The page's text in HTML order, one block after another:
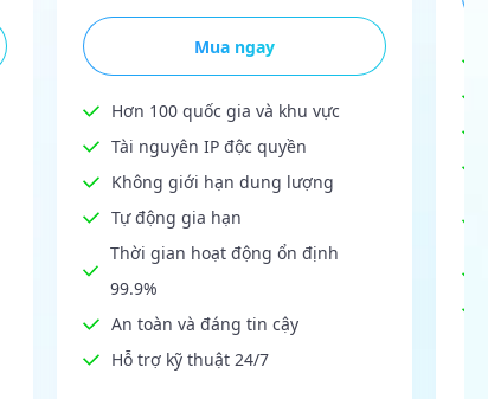
Mua ngay
Hơn 100 quốc gia và khu vực
Tài nguyên IP độc quyền
Không giới hạn dung lượng
Tự động gia hạn
Thời gian hoạt động ổn định
99.9%
An toàn và đáng tin cậy
Hỗ trợ kỹ thuật 24/7